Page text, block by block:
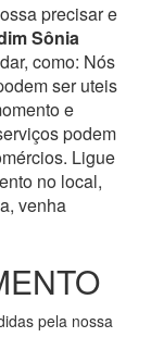
precisar e
Sônia
como: Nós
ser uteis
e
podem
Ligue
no local,
venha
pela nossa